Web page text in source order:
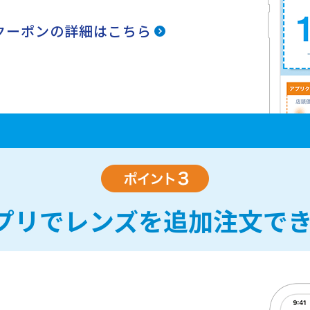
ーポンの詳細はこちら
リでレンズを追加注文で